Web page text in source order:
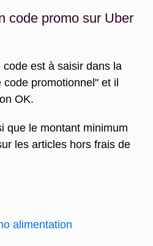
code promo sur Uber
est à saisir dans la
promotionnel" et il
OK.
que le montant minimum
les articles hors frais de
alimentation